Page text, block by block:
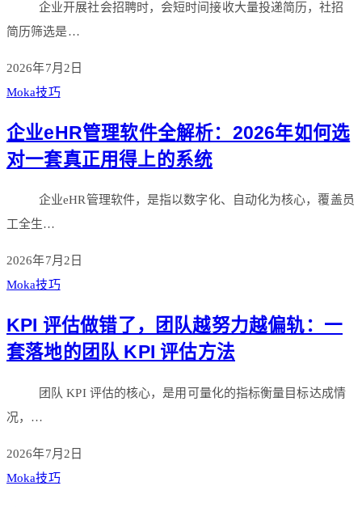
企业开展社会招聘时，会短时间接收大量投递简历，社招
简历筛选是…
2026年7月2日
Moka技巧
企业eHR管理软件全解析：2026年如何选
对一套真正用得上的系统
企业eHR管理软件，是指以数字化、自动化为核心，覆盖员
工全生…
2026年7月2日
Moka技巧
KPI 评估做错了，团队越努力越偏轨：一
套落地的团队 KPI 评估方法
团队 KPI 评估的核心，是用可量化的指标衡量目标达成情
况，…
2026年7月2日
Moka技巧